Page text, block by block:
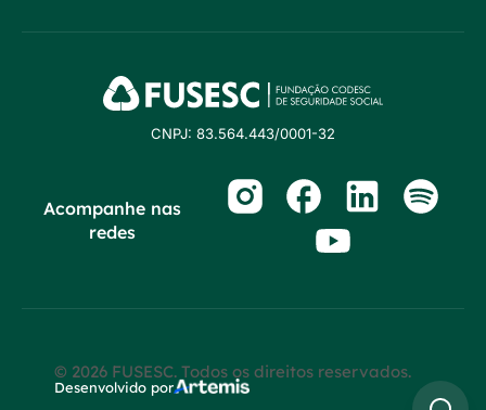
CNPJ: 83.564.443/0001-32
Acompanhe nas
redes
© 2026 FUSESC. Todos os direitos reservados.
Desenvolvido por